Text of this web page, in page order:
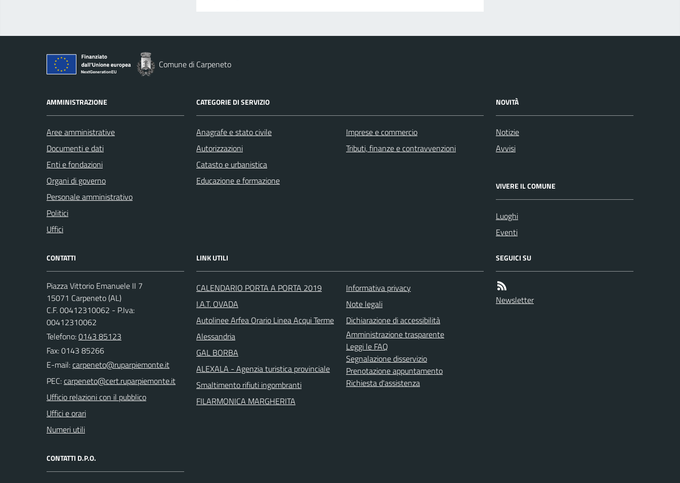
Comune di Carpeneto
AMMINISTRAZIONE
Aree amministrative
Documenti e dati
Enti e fondazioni
Organi di governo
Personale amministrativo
Politici
Uffici
CATEGORIE DI SERVIZIO
Anagrafe e stato civile
Autorizzazioni
Catasto e urbanistica
Educazione e formazione
Imprese e commercio
Tributi, finanze e contravvenzioni
NOVITÀ
Notizie
Avvisi
VIVERE IL COMUNE
Luoghi
Eventi
CONTATTI
Piazza Vittorio Emanuele II 7
15071 Carpeneto (AL)
C.F. 00412310062 - P.Iva:
00412310062
Telefono:0143 85123
Fax: 0143 85266
E-mail:
PEC:
Ufficio relazioni con il pubblico
Uffici e orari
Numeri utili
CONTATTI D.P.O.
LINK UTILI
CALENDARIO PORTA A PORTA 2019
I.A.T. OVADA
Autolinee Arfea Orario Linea Acqui Terme
Alessandria
GAL BORBA
ALEXALA - Agenzia turistica provinciale
Smaltimento rifiuti ingombranti
FILARMONICA MARGHERITA
Informativa privacy
Note legali
Dichiarazione di accessibilità
Amministrazione trasparente
Leggi le FAQ
Segnalazione disservizio
Prenotazione appuntamento
Richiesta d'assistenza
SEGUICI SU
Newsletter